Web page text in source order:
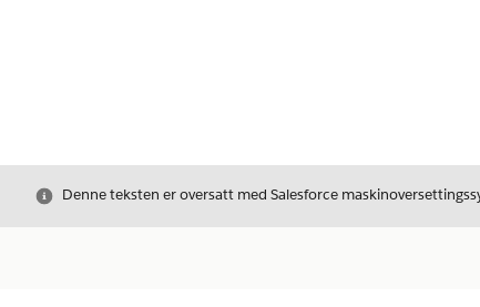
Avslutt
Denne teksten er oversatt med Salesforce